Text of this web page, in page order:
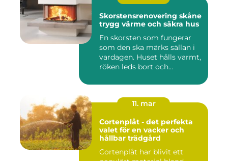
Skorstensrenovering skåne
trygg värme och säkra hus
En skorsten som fungerar
som den ska märks sällan i
vardagen. Huset hålls varmt,
röken leds bort och...
11. mar
Cortenplåt - det perfekta
valet för en vacker och
hållbar trädgård
Cortenplåt har blivit ett